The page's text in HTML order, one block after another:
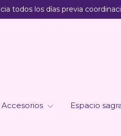
todos los días previa
Accesorios Espacio